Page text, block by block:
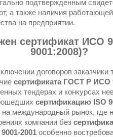
подтвержденным
а также наличия
на предприятии.
сертификат ИСО
9001:2008)?
договоров заказчики
сертификата ГОСТ Р ИСО
тендерах и конкурсах
сертификацию ISO
на международный рынок, где
компании без
2001 особенно